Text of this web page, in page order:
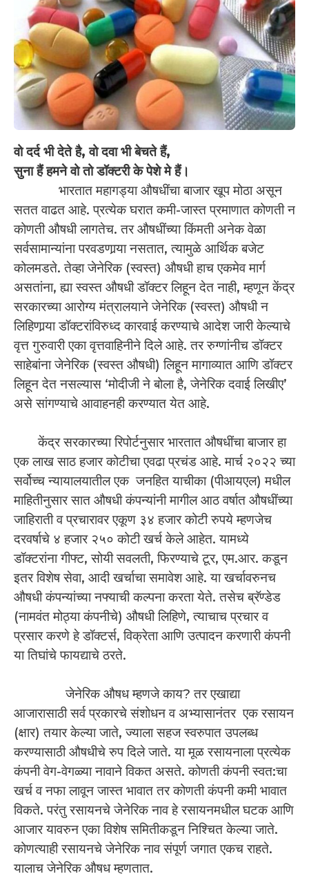
वो दर्द भी देते है, वो दवा भी बेचते हैं,
सुना हैं हमने वो तो डॉक्टरी के पेशे मे हैं।
भारतात महागड्या औषधींचा बाजार खूप मोठा असून
सतत वाढत आहे. प्रत्येक घरात कमी-जास्त प्रमाणात कोणती न
कोणती औषधी लागतेच. तर औषधींच्या किंमती अनेक वेळा
सर्वसामान्यांना परवडणार्‍या नसतात, त्यामुळे आर्थिक बजेट
कोलमडते. तेव्हा जेनेरिक (स्वस्त) औषधी हाच एकमेव मार्ग
असतांना, ह्या स्वस्त औषधी डॉक्टर लिहून देत नाही, म्हणून केंद्र
सरकारच्या आरोग्य मंत्रालयाने जेनेरिक (स्वस्त) औषधी न
लिहिणार्‍या डॉक्टरांविरुध्द कारवाई करण्याचे आदेश जारी केल्याचे
वृत्त गुरुवारी एका वृत्तवाहिनीने दिले आहे. तर रुग्णांनीच डॉक्टर
साहेबांना जेनेरिक (स्वस्त औषधी) लिहून मागाव्यात आणि डॉक्टर
लिहून देत नसल्यास ‘मोदीजी ने बोला है, जेनेरिक दवाई लिखीए’
असे सांगण्याचे आवाहनही करण्यात येत आहे.
केंद्र सरकारच्या रिपोर्टनुसार भारतात औषधींचा बाजार हा
एक लाख साठ हजार कोटीचा एवढा प्रचंड आहे. मार्च २०२२ च्या
सर्वोच्च न्यायालयातील एक जनहित याचीका (पीआयएल) मधील
माहितीनुसार सात औषधी कंपन्यांनी मागील आठ वर्षात औषधींच्या
जाहिराती व प्रचारावर एकूण ३४ हजार कोटी रुपये म्हणजेच
दरवर्षाचे ४ हजार २५० कोटी खर्च केले आहेत. यामध्ये
डॉक्टरांना गीफ्ट, सोयी सवलती, फिरण्याचे टूर, एम.आर. कडून
इतर विशेष सेवा, आदी खर्चाचा समावेश आहे. या खर्चावरुनच
औषधी कंपन्यांच्या नफ्याची कल्पना करता येते. तसेच ब्रॅण्डेड
(नामवंत मोठ्या कंपनीचे) औषधी लिहिणे, त्याचाच प्रचार व
प्रसार करणे हे डॉक्टर्स, विक्रेता आणि उत्पादन करणारी कंपनी
या तिघांचे फायद्याचे ठरते.
जेनेरिक औषध म्हणजे काय? तर एखाद्या
आजारासाठी सर्व प्रकारचे संशोधन व अभ्यासानंतर एक रसायन
(क्षार) तयार केल्या जाते, ज्याला सहज स्वरुपात उपलब्ध
करण्यासाठी औषधीचे रुप दिले जाते. या मूळ रसायनाला प्रत्येक
कंपनी वेग-वेगळ्या नावाने विकत असते. कोणती कंपनी स्वत:चा
खर्च व नफा लावून जास्त भावात तर कोणती कंपनी कमी भावात
विकते. परंतु रसायनचे जेनेरिक नाव हे रसायनमधील घटक आणि
आजार यावरुन एका विशेष समितीकडून निश्चित केल्या जाते.
कोणत्याही रसायनचे जेनेरिक नाव संपूर्ण जगात एकच राहते.
यालाच जेनेरिक औषध म्हणतात.